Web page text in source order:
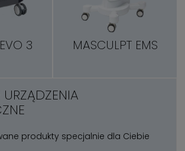
3 MASCULPT EMS
URZĄDZENIA
produkty specjalnie dla Ciebie